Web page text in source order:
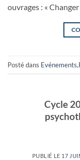
ouvrages : «
Posté dans Evénements,
Cycle
PUBLIÉ LE 17